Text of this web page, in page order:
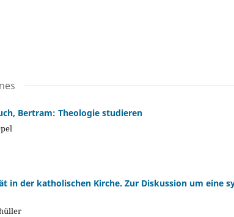
Bertram: Theologie studieren
in der katholischen Kirche. Zur Diskussion um eine